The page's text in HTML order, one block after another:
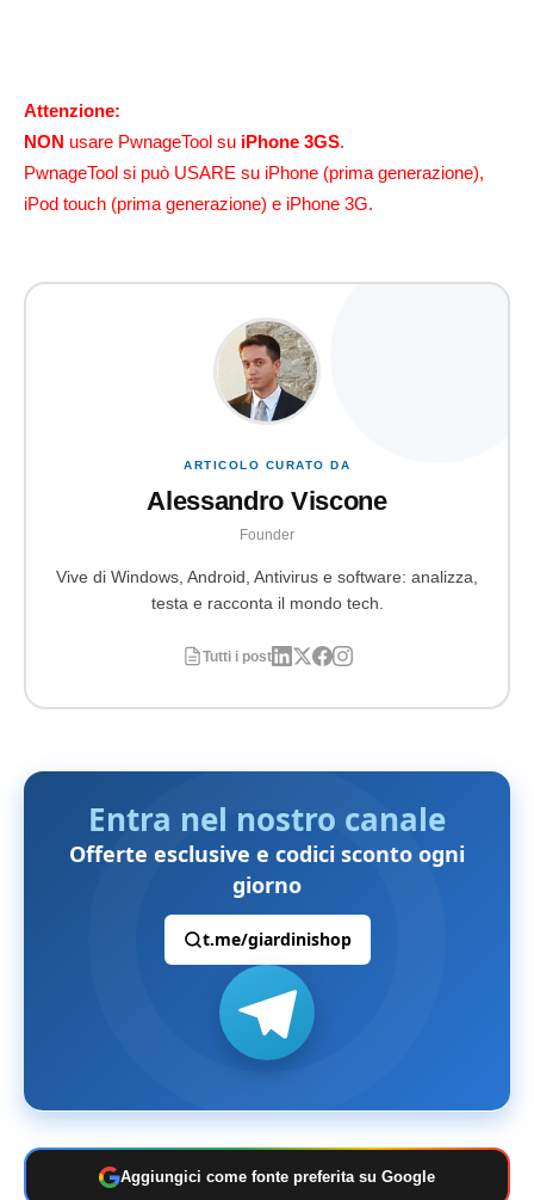
Attenzione:
NON usare PwnageTool su iPhone 3GS.
PwnageTool si può USARE su iPhone (prima generazione),
iPod touch (prima generazione) e iPhone 3G.
ARTICOLO CURATO DA
Alessandro Viscone
Founder
Vive di Windows, Android, Antivirus e software: analizza,
testa e racconta il mondo tech.
Tutti i post
Entra nel nostro canale
Offerte esclusive e codici sconto ogni
giorno
t.me/giardinishop
Aggiungici come fonte preferita su Google